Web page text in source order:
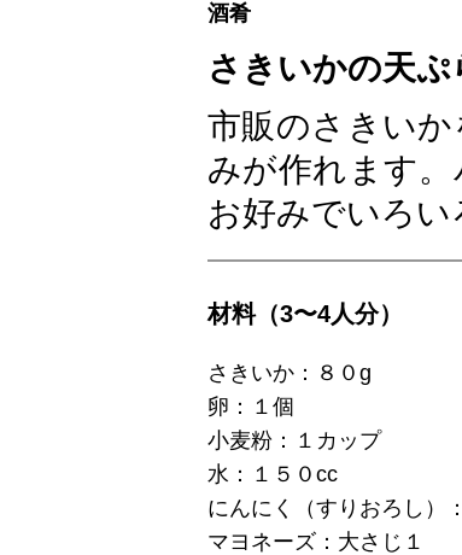
酒肴
さきいかの天ぷ
市販のさきい
みが作れます。
お好みでいろい
材料（3〜4人分）
さきいか：８０g
卵：１個
小麦粉：１カップ
水：１５０cc
にんにく（すりおろし）
マヨネーズ：大さじ１